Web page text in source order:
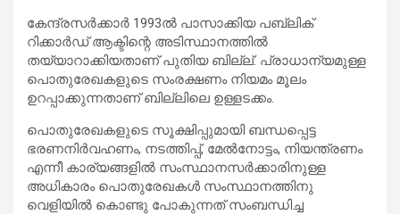
കേന്ദ്രസർക്കാർ 1993ൽ പാസാക്കിയ പബ്ലിക്
റിക്കാർഡ് ആക്ടിന്റെ അടിസ്ഥാനത്തിൽ
തയ്യാറാക്കിയതാണ് പുതിയ ബില്ല്. പ്രാധാന്യമുള്ള
പൊതുരേഖകളുടെ സംരക്ഷണം നിയമം മൂലം
ഉറപ്പാക്കുന്നതാണ് ബില്ലിലെ ഉള്ളടക്കം.
പൊതുരേഖകളുടെ സൂക്ഷിപ്പുമായി ബന്ധപ്പെട്ട
ഭരണനിർവഹണം, നടത്തിപ്പ്, മേൽനോട്ടം, നിയന്ത്രണം
എന്നീ കാര്യങ്ങളിൽ സംസ്ഥാനസർക്കാരിനുള്ള
അധികാരം പൊതുരേഖകൾ സംസ്ഥാനത്തിനു
വെളിയിൽ കൊണ്ടു പോകുന്നത് സംബന്ധിച്ച